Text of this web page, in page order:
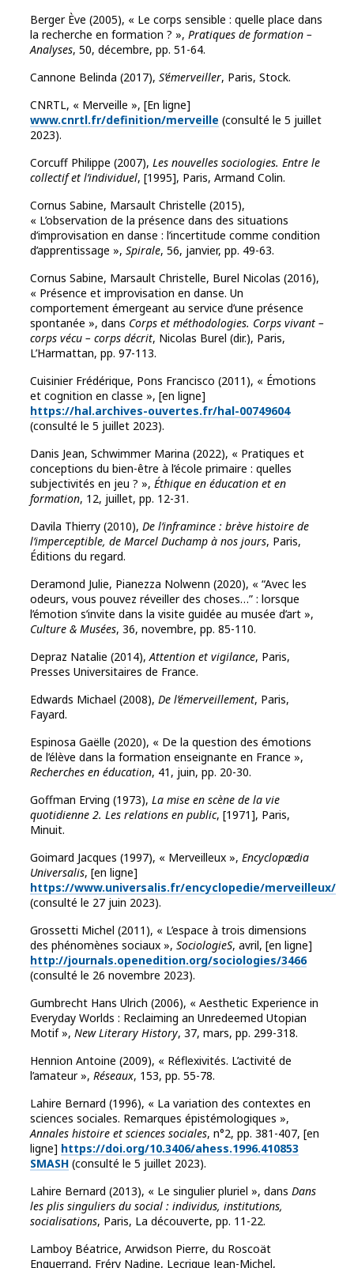
Berger Ève (2005), « Le corps sensible : quelle place dans
la recherche en formation ? », Pratiques de formation –
Analyses, 50, décembre, pp. 51-64.
Cannone Belinda (2017), S’émerveiller, Paris, Stock.
CNRTL, « Merveille », [En ligne]
www.cnrtl.fr/definition/merveille (consulté le 5 juillet
2023).
Corcuff Philippe (2007), Les nouvelles sociologies. Entre le
collectif et l’individuel, [1995], Paris, Armand Colin.
Cornus Sabine, Marsault Christelle (2015),
« L’observation de la présence dans des situations
d’improvisation en danse : l’incertitude comme condition
d’apprentissage », Spirale, 56, janvier, pp. 49-63.
Cornus Sabine, Marsault Christelle, Burel Nicolas (2016),
« Présence et improvisation en danse. Un
comportement émergeant au service d’une présence
spontanée », dans Corps et méthodologies. Corps vivant –
corps vécu – corps décrit, Nicolas Burel (dir.), Paris,
L’Harmattan, pp. 97-113.
Cuisinier Frédérique, Pons Francisco (2011), « Émotions
et cognition en classe », [en ligne]
https://hal.archives-ouvertes.fr/hal-00749604
(consulté le 5 juillet 2023).
Danis Jean, Schwimmer Marina (2022), « Pratiques et
conceptions du bien-être à l’école primaire : quelles
subjectivités en jeu ? », Éthique en éducation et en
formation, 12, juillet, pp. 12-31.
Davila Thierry (2010), De l’inframince : brève histoire de
l’imperceptible, de Marcel Duchamp à nos jours, Paris,
Éditions du regard.
Deramond Julie, Pianezza Nolwenn (2020), « “Avec les
odeurs, vous pouvez réveiller des choses…” : lorsque
l’émotion s’invite dans la visite guidée au musée d’art »,
Culture & Musées, 36, novembre, pp. 85-110.
Depraz Natalie (2014),Attention et vigilance, Paris,
Presses Universitaires de France.
Edwards Michael (2008), De l’émerveillement, Paris,
Fayard.
Espinosa Gaëlle (2020), « De la question des émotions
de l’élève dans la formation enseignante en France »,
Recherches en éducation, 41, juin, pp. 20-30.
Goffman Erving (1973), La mise en scène de la vie
quotidienne 2. Les relations en public, [1971], Paris,
Minuit.
Goimard Jacques (1997), « Merveilleux », Encyclopædia
Universalis, [en ligne]
https://www.universalis.fr/encyclopedie/merveilleux/
(consulté le 27 juin 2023).
Grossetti Michel (2011), « L’espace à trois dimensions
des phénomènes sociaux », SociologieS, avril, [en ligne]
http://journals.openedition.org/sociologies/3466
(consulté le 26 novembre 2023).
Gumbrecht Hans Ulrich (2006), « Aesthetic Experience in
Everyday Worlds : Reclaiming an Unredeemed Utopian
Motif », New Literary History, 37, mars, pp. 299-318.
Hennion Antoine (2009), « Réflexivités. L’activité de
l’amateur », Réseaux, 153, pp. 55-78.
Lahire Bernard (1996), « La variation des contextes en
sciences sociales. Remarques épistémologiques »,
Annales histoire et sciences sociales, n°2, pp. 381-407, [en
ligne] https://doi.org/10.3406/ahess.1996.410853
SMASH (consulté le 5 juillet 2023).
Lahire Bernard (2013), « Le singulier pluriel », dans Dans
les plis singuliers du social : individus, institutions,
socialisations, Paris, La découverte, pp. 11-22.
Lamboy Béatrice, Arwidson Pierre, du Roscoät
Enguerrand, Fréry Nadine, Lecrique Jean-Michel,